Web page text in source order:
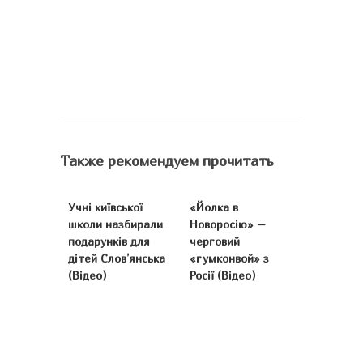
Также рекомендуем прочитать
Учні київської
школи назбирали
подарунків для
дітей Слов’янська
(Відео)
«Йолка в
Новоросію» –
черговий
«гумконвой» з
Росії (Відео)